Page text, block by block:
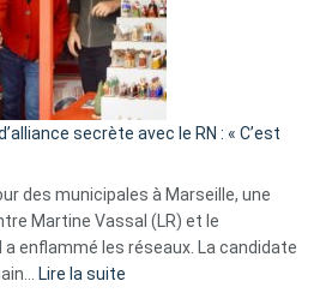
Algérie
secrète avec le RN : « C’est
des municipales à Marseille, une
Martine Vassal (LR) et le
enflammé les réseaux. La candidate
Lire la suite